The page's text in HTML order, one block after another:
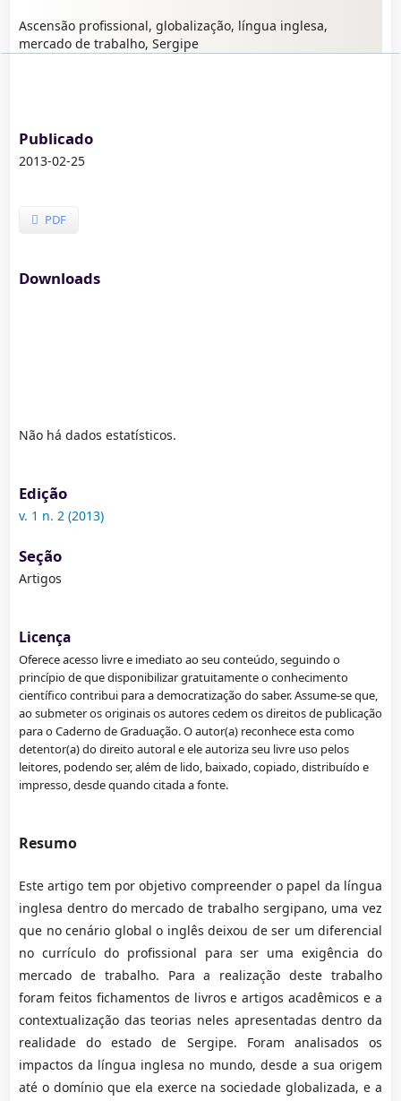
Ascensão profissional, globalização, língua inglesa,
mercado de trabalho, Sergipe
Publicado
2013-02-25
PDF
Downloads
Não há dados estatísticos.
Edição
v. 1 n. 2 (2013)
Seção
Artigos
Licença
Oferece acesso livre e imediato ao seu conteúdo, seguindo o
princípio de que disponibilizar gratuitamente o conhecimento
científico contribui para a democratização do saber. Assume-se que,
ao submeter os originais os autores cedem os direitos de publicação
para o Caderno de Graduação. O autor(a) reconhece esta como
detentor(a) do direito autoral e ele autoriza seu livre uso pelos
leitores, podendo ser, além de lido, baixado, copiado, distribuído e
impresso, desde quando citada a fonte.
Resumo
Este artigo tem por objetivo compreender o papel da língua
inglesa dentro do mercado de trabalho sergipano, uma vez
que no cenário global o inglês deixou de ser um diferencial
no currículo do profissional para ser uma exigência do
mercado de trabalho. Para a realização deste trabalho
foram feitos fichamentos de livros e artigos acadêmicos e a
contextualização das teorias neles apresentadas dentro da
realidade do estado de Sergipe. Foram analisados os
impactos da língua inglesa no mundo, desde a sua origem
até o domínio que ela exerce na sociedade globalizada, e a